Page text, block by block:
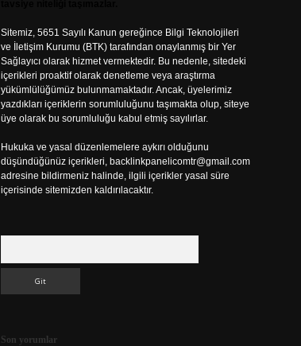
Sitemiz, 5651 Sayılı Kanun gereğince Bilgi Teknolojileri
ve İletişim Kurumu (BTK) tarafından onaylanmış bir Yer
Sağlayıcı olarak hizmet vermektedir. Bu nedenle, sitedeki
içerikleri proaktif olarak denetleme veya araştırma
yükümlülüğümüz bulunmamaktadır. Ancak, üyelerimiz
yazdıkları içeriklerin sorumluluğunu taşımakta olup, siteye
üye olarak bu sorumluluğu kabul etmiş sayılırlar.
Hukuka ve yasal düzenlemelere aykırı olduğunu
düşündüğünüz içerikleri, backlinkpanelicomtr@gmail.com
adresine bildirmeniz halinde, ilgili içerikler yasal süre
içerisinde sitemizden kaldırılacaktır.
Son yorumlar